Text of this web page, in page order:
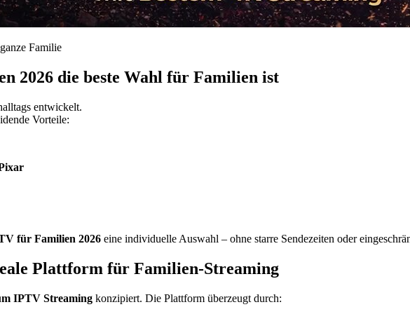
Familie
2026 die beste Wahl für Familien ist
entwickelt.
Vorteile:
für Familien 2026 eine individuelle Auswahl – ohne starre Sendezeiten oder
Plattform für Familien-Streaming
IPTV Streaming konzipiert. Die Plattform überzeugt durch: